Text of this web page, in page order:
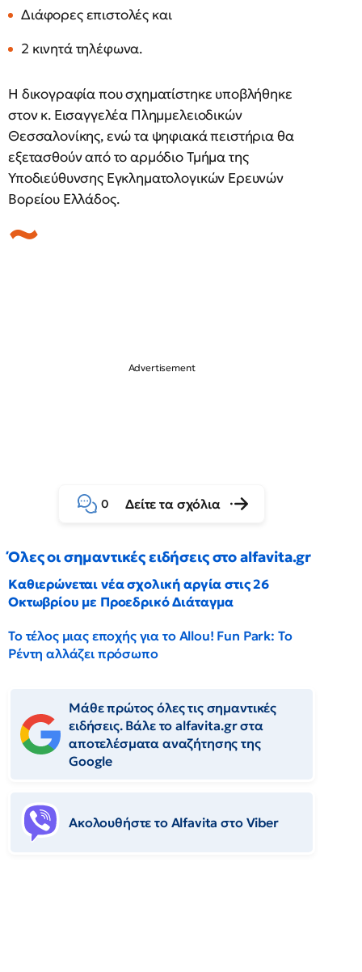
Διάφορες επιστολές και
2 κινητά τηλέφωνα.
Η δικογραφία που σχηματίστηκε υποβλήθηκε
στον κ. Εισαγγελέα Πλημμελειοδικών
Θεσσαλονίκης, ενώ τα ψηφιακά πειστήρια θα
εξετασθούν από το αρμόδιο Τμήμα της
Υποδιεύθυνσης Εγκληματολογικών Ερευνών
Βορείου Ελλάδος.
0 Δείτε τα σχόλια
Όλες οι σημαντικές ειδήσεις στο alfavita.gr
Καθιερώνεται νέα σχολική αργία στις 26
Οκτωβρίου με Προεδρικό Διάταγμα
Το τέλος μιας εποχής για το Allou! Fun Park: Το
Ρέντη αλλάζει πρόσωπο
Μάθε πρώτος όλες τις σημαντικές
ειδήσεις. Βάλε το alfavita.gr στα
αποτελέσματα αναζήτησης της
Google
Ακολουθήστε το Αlfavita στο Viber